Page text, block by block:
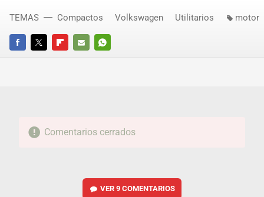
FACEBOOKTWITTERFLIPBOARD
E-
WHATSAPP
TEMAS Compactos Volkswagen Utilitarios motor
Comentarios cerrados
VER9 COMENTARIOS